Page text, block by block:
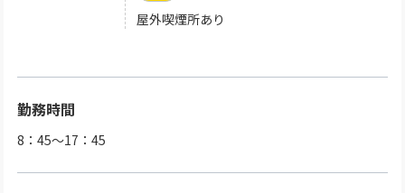
屋外喫煙所あり
勤務時間
8：45～17：45